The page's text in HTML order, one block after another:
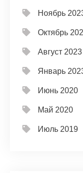
Ноябрь
Октябрь
Август 2023
Январь
Июнь 2020
Май 2020
Июль 2019